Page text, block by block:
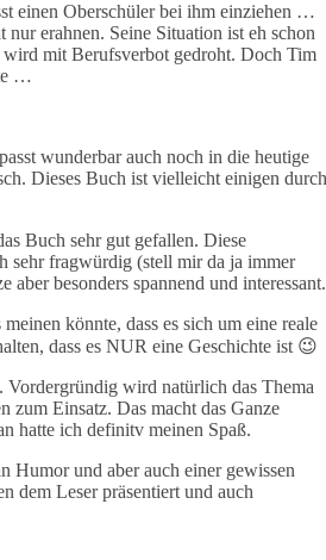
einen Oberschüler bei ihm einziehen …
erahnen. Seine Situation ist eh schon
mit Berufsverbot gedroht. Doch Tim
…
wunderbar auch noch in die heutige
Dieses Buch ist vielleicht einigen durch
Buch sehr gut gefallen. Diese
sehr fragwürdig (stell mir da ja immer
besonders spannend und interessant.
könnte, dass es sich um eine reale
dass es NUR eine Geschichte ist 😉
Vordergründig wird natürlich das Thema
zum Einsatz. Das macht das Ganze
hatte ich definitv meinen Spaß.
Humor und aber auch einer gewissen
dem Leser präsentiert und auch